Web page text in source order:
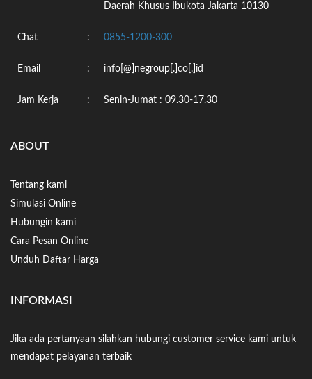
Daerah Khusus Ibukota Jakarta 10130
Chat : 0855-1200-300
Email : info[@]negroup[.]co[.]id
Jam Kerja : Senin-Jumat : 09.30-17.30
ABOUT
Tentang kami
Simulasi Online
Hubungin kami
Cara Pesan Online
Unduh Daftar Harga
INFORMASI
Jika ada pertanyaan silahkan hubungi customer service kami untuk
mendapat pelayanan terbaik